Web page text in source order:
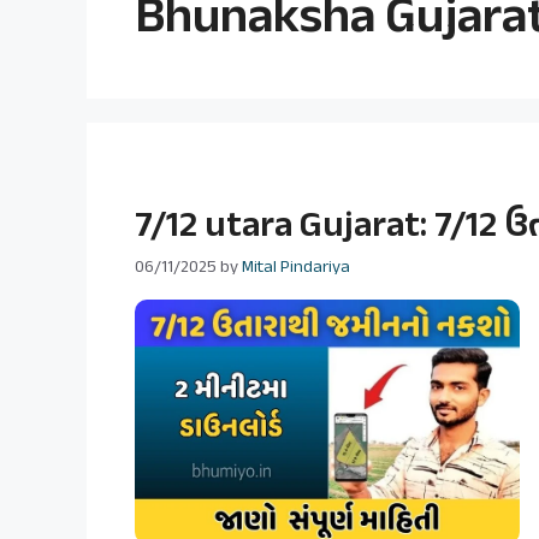
Bhunaksha
7/12 utara Gujarat: 7/12
06/11/2025byMital Pindariya